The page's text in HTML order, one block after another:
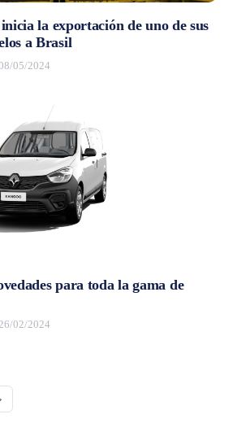
la exportación de uno de sus
a Brasil
05/2024
para toda la gama de
02/2024